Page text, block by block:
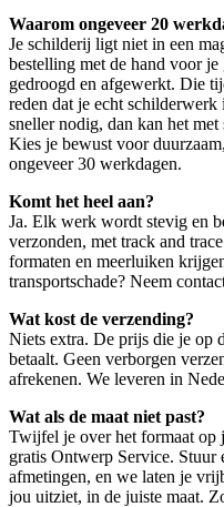
Waarom ongeveer 20
Je schilderij ligt niet in een
bestelling met de hand voor
gedroogd en afgewerkt. Die
reden dat je echt
sneller nodig, dan kan het
Kies je bewust voor
ongeveer 30 werkdagen.
Komt het heel aan?
Ja. Elk werk wordt stevig en
verzonden, met track and
formaten en meerluiken
transportschade? Neem
Wat kost de verzending?
Niets extra. De prijs die je op
betaalt. Geen verborgen
afrekenen. We leveren in
Wat als de maat niet past?
Twijfel je over het formaat op
gratis Ontwerp Service. Stuur
afmetingen, en we laten je
jou uitziet, in de juiste maat.